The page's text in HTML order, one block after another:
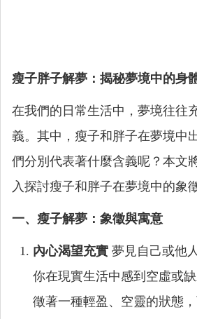
瘦子胖子解夢：揭秘夢境中的身
在我們的日常生活中，夢境往往
義。其中，瘦子和胖子在夢境中
們分別代表著什麼含義呢？本文
入探討瘦子和胖子在夢境中的象
一、瘦子解夢：象徵與寓意
內心渴望充實 夢見自己或他
你在現實生活中感到空虛或
徵著一種輕盈、空靈的狀態